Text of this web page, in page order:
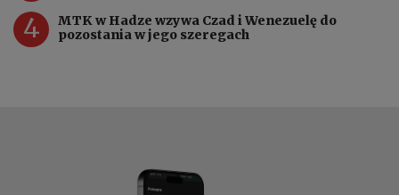
4
MTK w Hadze wzywa Czad i Wenezuelę do
pozostania w jego szeregach